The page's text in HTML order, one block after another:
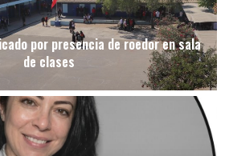
por presencia de roedor en sala
de clases